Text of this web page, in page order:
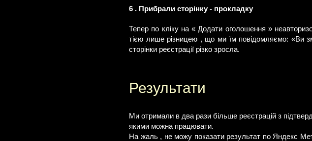
6 . Прибрали сторінку - прокладку
Тепер по кліку на « Додати оголошення »
тією лише різницею , що ми їм повідомляємо: «Ви
сторінки реєстрації різко зросла.
Результати
Ми отримали в два рази більше реєстрацій з
якими можна працювати.
На жаль , не можу показати результат по Яндекс